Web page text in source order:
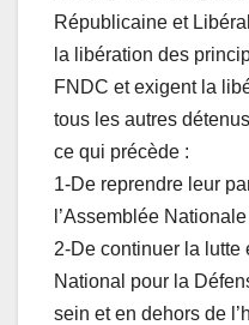
Républicaine et
la libération des
FNDC et exigent la
tous les autres
ce qui précède :
1-De reprendre leur
l’Assemblée Nationale
2-De continuer la lutte
National pour la
sein et en dehors de